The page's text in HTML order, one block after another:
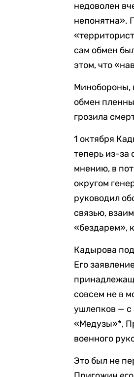
недоволен
непонятна».
сам обмен
этом, что
Минобороны,
обмен
грозила
1 октября
теперь из-за
мнению, в
округом
руководил
связью,
«бездарем»,
Кадырова
Его
совсем не в
ушлепков — с
«Медузы»*,
военного
Это был не